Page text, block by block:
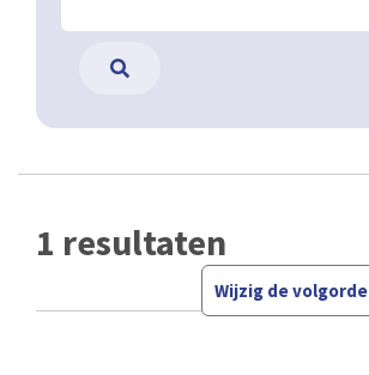
1 resultaten
Wijzig de volgorde